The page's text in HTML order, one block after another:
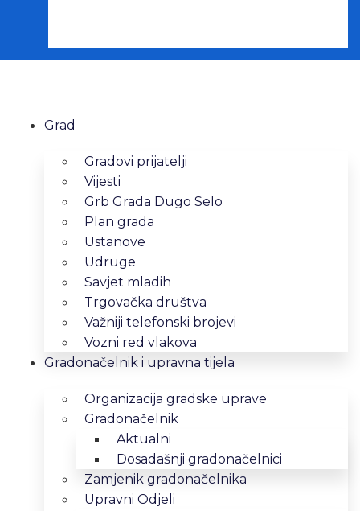
Grad
Gradovi prijatelji
Vijesti
Grb Grada Dugo Selo
Plan grada
Ustanove
Udruge
Savjet mladih
Trgovačka društva
Važniji telefonski brojevi
Vozni red vlakova
Gradonačelnik i upravna tijela
Organizacija gradske uprave
Gradonačelnik
Aktualni
Dosadašnji gradonačelnici
Zamjenik gradonačelnika
Upravni Odjeli